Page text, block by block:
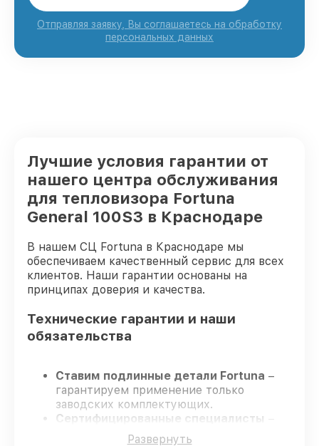
Отправляя заявку, Вы соглашаетесь на обработку
персональных данных
Лучшие условия гарантии от
нашего центра обслуживания
для тепловизора Fortuna
General 100S3 в Краснодаре
В нашем СЦ Fortuna в Краснодаре мы
обеспечиваем качественный сервис для всех
клиентов. Наши гарантии основаны на
принципах доверия и качества.
Технические гарантии и наши
обязательства
Ставим подлинные детали Fortuna –
гарантируем применение только
заводских комплектующих.
Сертифицированные специалисты
проходят строгий отбор, что
Развернуть